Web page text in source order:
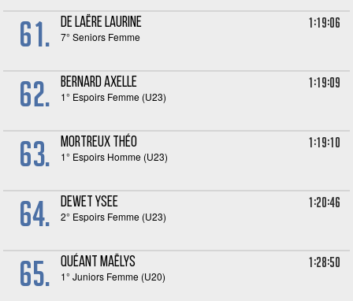
61. DE LAËRE Laurine
7° Seniors Femme
1:19:06
62. BERNARD Axelle
1° Espoirs Femme (U23)
1:19:09
63. MORTREUX Théo
1° Espoirs Homme (U23)
1:19:10
64. DEWET Ysee
2° Espoirs Femme (U23)
1:20:46
65. QUÉANT Maëlys
1° Juniors Femme (U20)
1:28:50